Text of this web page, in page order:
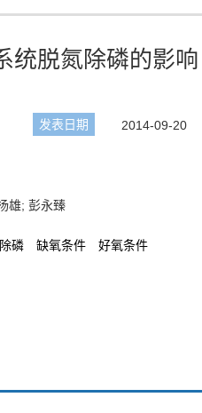
统脱氮除磷的影响
发表日期 2014-09-20
雄; 彭永臻
磷 缺氧条件 好氧条件
统中,通过分别向缺氧区和好氧区